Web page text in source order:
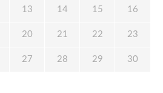
13 14 15 16
20 21 22 23
27 28 29 30